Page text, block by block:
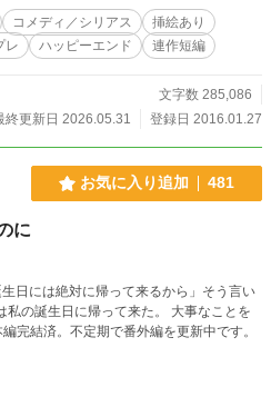
コメディ／シリアス
挿絵あり
レ ハッピーエンド 連作短編
文字数 285,086
終更新日 2026.05.31
登録日 2016.01.27
お気に入り追加 481
に
生日には絶対に帰って来るから」そう言い
私の誕生日に帰って来た。 大事なことを
まま。 ＊本編完結済。不定期で番外編を更新中です。